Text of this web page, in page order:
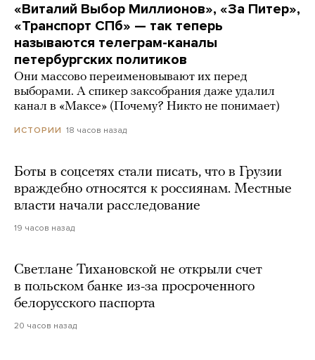
«Виталий Выбор Миллионов», «За Питер»,
«Транспорт СПб» — так теперь
называются телеграм-каналы
петербургских политиков
Они массово переименовывают их перед
выборами. А спикер заксобрания даже удалил
канал в «Максе» (Почему? Никто не понимает)
ИСТОРИИ 18 часов назад
Боты в соцсетях стали писать, что в Грузии
враждебно относятся к россиянам. Местные
власти начали расследование
19 часов назад
Светлане Тихановской не открыли счет
в польском банке из-за просроченного
белорусского паспорта
20 часов назад